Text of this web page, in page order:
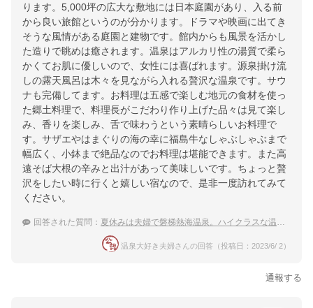
ります。5,000坪の広大な敷地には日本庭園があり、入る前
から良い旅館というのが分かります。ドラマや映画に出てき
そうな風情がある庭園と建物です。館内からも風景を活かし
た造りで眺めは癒されます。温泉はアルカリ性の湯質で柔ら
かくてお肌に優しいので、女性には喜ばれます。源泉掛け流
しの露天風呂は木々を見ながら入れる贅沢な温泉です。サウ
ナも完備してます。お料理は五感で楽しむ地元の食材を使っ
た郷土料理で、料理長がこだわり作り上げた品々は見て楽し
み、香りを楽しみ、舌で味わうという素晴らしいお料理で
す。サザエやはまぐりの海の幸に福島牛なしゃぶしゃぶまで
幅広く、小鉢まで絶品なのでお料理は堪能できます。また高
遠そば大根の辛みと出汁があって美味しいです。ちょっと贅
沢をしたい時に行くと嬉しい宿なので、是非一度訪れてみて
ください。
回答された質問： 夏休みは夫婦で磐梯熱海温泉。ハイクラスな温泉宿で贅沢したい！
温泉大好き夫婦さんの回答（投稿日：2023/6/ 2）
通報する